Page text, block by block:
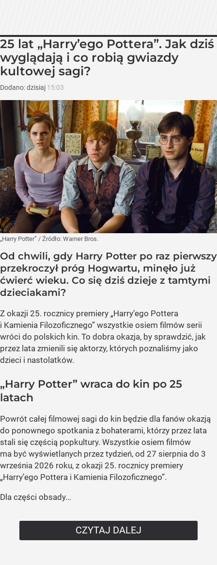
25 lat „Harry’ego Pottera”. Jak dziś
wyglądają i co robią gwiazdy
kultowej sagi?
Dodano:dzisiaj 15:03
„Harry Potter” / Źródło: Warner Bros.
Od chwili, gdy Harry Potter po raz pierwszy
przekroczył próg Hogwartu, minęło już
ćwierć wieku. Co się dziś dzieje z tamtymi
dzieciakami?
Z okazji 25. rocznicy premiery „Harry’ego Pottera
i Kamienia Filozoficznego” wszystkie osiem filmów serii
wróci do polskich kin. To dobra okazja, by sprawdzić, jak
przez lata zmienili się aktorzy, których poznaliśmy jako
dzieci i nastolatków.
„Harry Potter” wraca do kin po 25
latach
Powrót całej filmowej sagi do kin będzie dla fanów okazją
do ponownego spotkania z bohaterami, którzy przez lata
stali się częścią popkultury. Wszystkie osiem filmów
ma być wyświetlanych przez tydzień, od 27 sierpnia do 3
września 2026 roku, z okazji 25. rocznicy premiery
„Harry’ego Pottera i Kamienia Filozoficznego”.
Dla części obsady...
CZYTAJ DALEJ